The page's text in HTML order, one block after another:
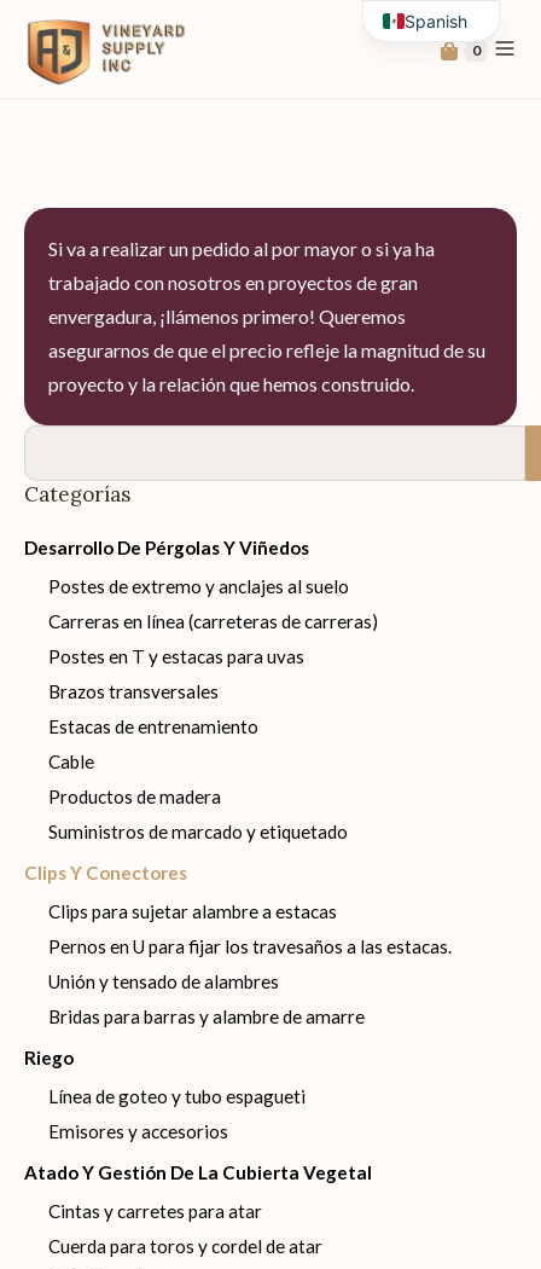
0
Si va a realizar un pedido al por mayor o si ya ha
trabajado con nosotros en proyectos de gran
envergadura, ¡llámenos primero! Queremos
asegurarnos de que el precio refleje la magnitud de su
proyecto y la relación que hemos construido.
Categorías
Desarrollo De Pérgolas Y Viñedos
Postes de extremo y anclajes al suelo
Carreras en línea (carreteras de carreras)
Postes en T y estacas para uvas
Brazos transversales
Estacas de entrenamiento
Cable
Productos de madera
Suministros de marcado y etiquetado
Clips Y Conectores
Clips para sujetar alambre a estacas
Pernos en U para fijar los travesaños a las estacas.
Unión y tensado de alambres
Bridas para barras y alambre de amarre
Riego
Línea de goteo y tubo espagueti
Emisores y accesorios
Atado Y Gestión De La Cubierta Vegetal
Cintas y carretes para atar
Cuerda para toros y cordel de atar
Spanish
English